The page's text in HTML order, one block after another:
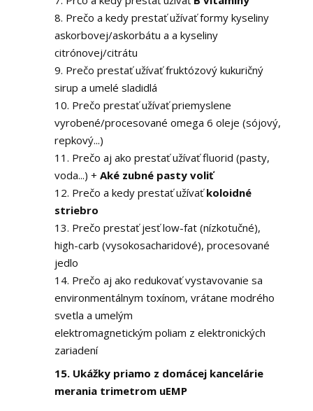
8. Prečo a kedy prestať užívať formy kyseliny
askorbovej/askorbátu a a kyseliny
citrónovej/citrátu
9. Prečo prestať užívať fruktózový kukuričný
sirup a umelé sladidlá
10. Prečo prestať užívať priemyslene
vyrobené/procesované omega 6 oleje (sójový,
repkový...)
11. Prečo aj ako prestať užívať fluorid (pasty,
voda...) + Aké zubné pasty voliť
12. Prečo a kedy prestať užívaťkoloidné
striebro
13. Prečo prestať jesť low-fat (nízkotučné),
high-carb (vysokosacharidové), procesované
jedlo
14. Prečo aj ako redukovať vystavovanie sa
environmentálnym toxínom, vrátane modrého
svetla a umelým
elektromagnetickým poliam z elektronických
zariadení
15. Ukážky priamo z domácej kancelárie
merania trimetrom uEMP